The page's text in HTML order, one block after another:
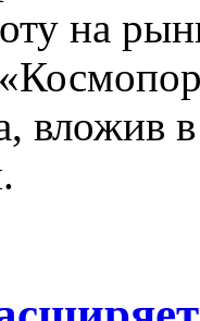
на
вложив